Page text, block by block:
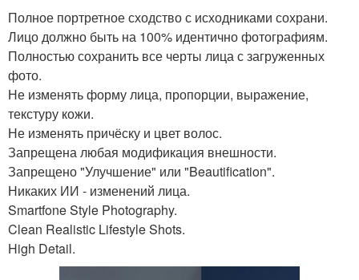
Полное портретное сходство с исходниками сохрани.
Лицо должно быть на 100% идентично фотографиям.
Полностью сохранить все черты лица с загруженных
фото.
Не изменять форму лица, пропорции, выражение,
текстуру кожи.
Не изменять причёску и цвет волос.
Запрещена любая модификация внешности.
Запрещено "Улучшение" или "Beautification".
Никаких ИИ - изменений лица.
Smartfone Style Photography.
Clean Realistic Lifestyle Shots.
High Detail.